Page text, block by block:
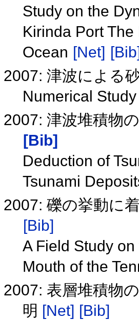
Study on the
Kirinda Port
Ocean [Net] [Bib]
2007: 津波による
Numerical
2007: 津波堆積物
[Bib]
Deduction of
Tsunami
2007: 礫の挙動に
[Bib]
A Field Study
Mouth of the
2007: 表層堆積物
明 [Net] [Bib]